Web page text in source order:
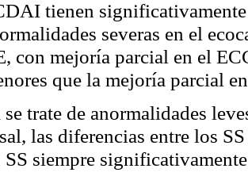
tienen
severas en el
con mejoría parcial en el
que la mejoría parcial
se trate de anormalidades
las diferencias entre los
SS siempre